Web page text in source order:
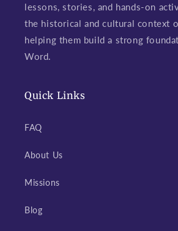
lessons, stories, and hands-on
the historical and cultural context
helping them build a strong
Word.
Quick Links
FAQ
About Us
Missions
Blog